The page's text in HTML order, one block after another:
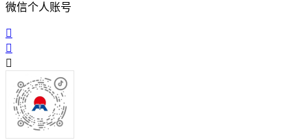
微信个人账号